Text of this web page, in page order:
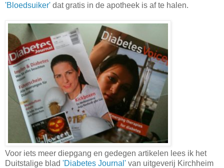
'Bloedsuiker' dat gratis in de apotheek is af te halen.
Voor iets meer diepgang en gedegen artikelen lees ik het
Duitstalige blad 'Diabetes Journal' van uitgeverij Kirchheim